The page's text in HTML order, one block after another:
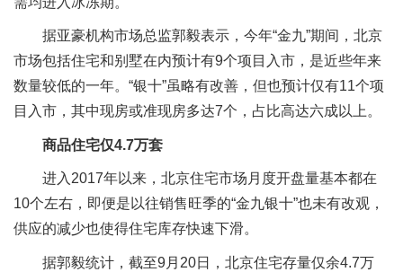
据亚豪机构市场总监郭毅表示，今年“金九”期间，北京
市场包括住宅和别墅在内预计有9个项目入市，是近些年来
数量较低的一年。“银十”虽略有改善，但也预计仅有11个项
目入市，其中现房或准现房多达7个，占比高达六成以上。
商品住宅仅4.7万套
进入2017年以来，北京住宅市场月度开盘量基本都在
10个左右，即便是以往销售旺季的“金九银十”也未有改观，
供应的减少也使得住宅库存快速下滑。
据郭毅统计，截至9月20日，北京住宅存量仅余4.7万